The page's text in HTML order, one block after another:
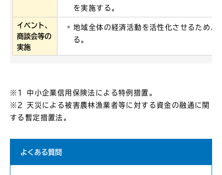
を実施する。
イベント、
商談会等の
実施
地域全体の経済活動を活性化させるため、
る。
※1 中小企業信用保険法による特例措置。
※2 天災による被害農林漁業者等に対する資金の融通に関
する暫定措置法。
よくある質問